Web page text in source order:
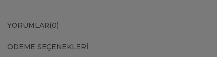
YORUMLAR(0)
ÖDEME SEÇENEKLERI